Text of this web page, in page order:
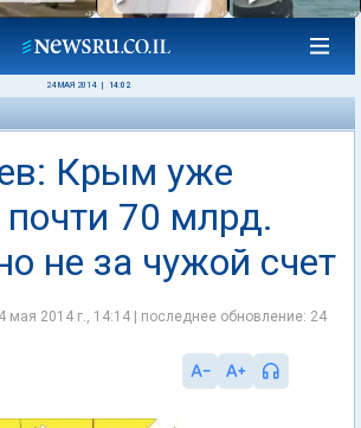
24 МАЯ 2014 14:02
Крым уже
почти 70 млрд.
не за чужой счет
мая 2014 г., 14:14 | последнее обновление: 24